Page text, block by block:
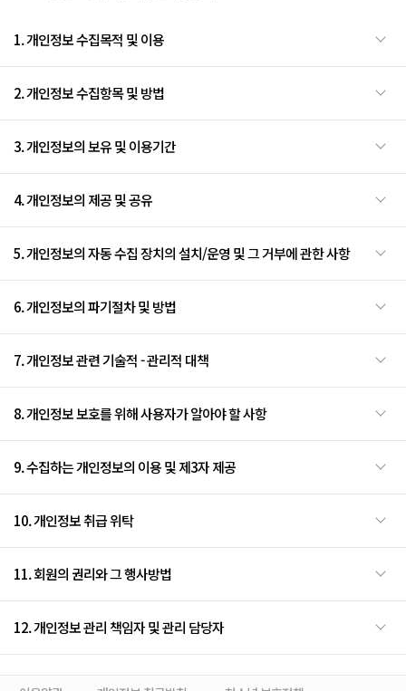
1. 개인정보 수집목적 및 이용
2. 개인정보 수집항목 및 방법
3. 개인정보의 보유 및 이용기간
4. 개인정보의 제공 및 공유
5. 개인정보의 자동 수집 장치의 설치/운영 및 그 거부에 관한 사항
6. 개인정보의 파기절차 및 방법
7. 개인정보 관련 기술적 - 관리적 대책
8. 개인정보 보호를 위해 사용자가 알아야 할 사항
9. 수집하는 개인정보의 이용 및 제3자 제공
10. 개인정보 취급 위탁
11. 회원의 권리와 그 행사방법
12. 개인정보 관리 책임자 및 관리 담당자